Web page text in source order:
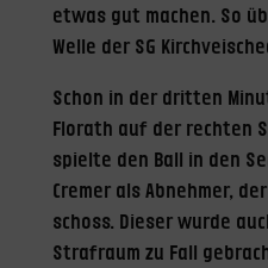
etwas gut machen. So
Welle der SG
Schon in der dritten
Florath auf der rechten
spielte den Ball in den
Cremer als Abnehmer,
schoss. Dieser wurde
Strafraum zu Fall